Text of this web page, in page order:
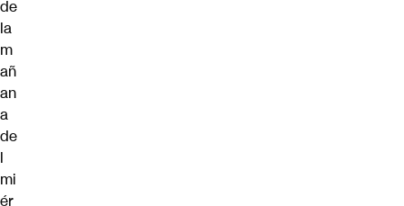
de
la
m
añ
an
a
de
l
mi
ér